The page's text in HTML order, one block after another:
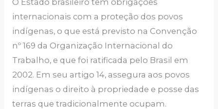
internacionais com a proteção dos povos
indígenas, o que está previsto na Convenção
nº 169 da Organização Internacional do
Trabalho, e que foi ratificada pelo Brasil em
2002. Em seu artigo 14, assegura aos povos
indígenas o direito à propriedade e posse das
terras que tradicionalmente ocupam.